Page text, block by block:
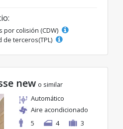
por colisión (CDW)
de terceros(TPL)
new o similar
Automático
Aire acondicionado
5
4 3